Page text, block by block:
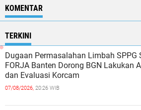
KOMENTAR
TERKINI
Dugaan Permasalahan Limbah SPPG
FORJA Banten Dorong BGN Lakukan
dan Evaluasi Korcam
07/08/2026, 20:26 WIB